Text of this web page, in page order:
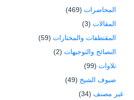
المحاضرات (469)
المقالات (3)
المقتطفات والمختارات (59)
النصائح والتوجيهات (2)
تلاوات (99)
ضيوف الشيخ (49)
غير مصنف (34)